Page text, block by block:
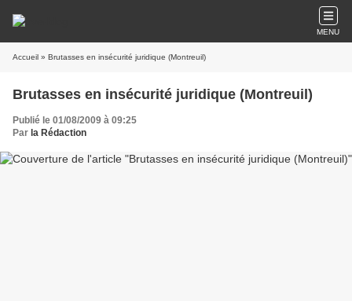
MENU
Accueil » Brutasses en insécurité juridique (Montreuil)
Brutasses en insécurité juridique (Montreuil)
Publié le 01/08/2009 à 09:25
Par la Rédaction